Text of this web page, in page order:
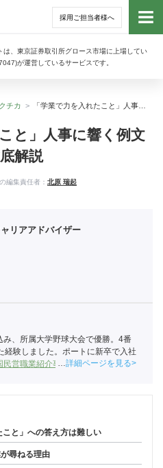
採用ご担当者様へ
は、東京証券取引所グロース市場に上場してい
が運営しているサービスです。
トッ
チカ
と」人事に響く例文
解説
編集責任者： 北原 瑞起
リアアドバイザー
、所属大学野球大会で優勝。4番
経験しました。ポートに新卒で入社
民営職業紹介事業協会職業紹介責任
詳細ページを見る
と」への答え方は難しい
尋ねる理由